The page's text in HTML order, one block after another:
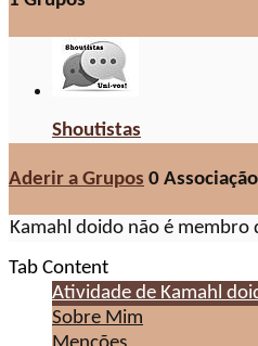
Shoutistas
Aderir a Grupos 0
Kamahl doido não é
Tab Content
Atividade de Kamahl
Sobre Mim